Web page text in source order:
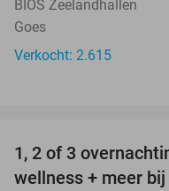
BIOS Zeelandhallen
Goes
Verkocht: 2.615
TODAY
1, 2 of 3
wellness + meer